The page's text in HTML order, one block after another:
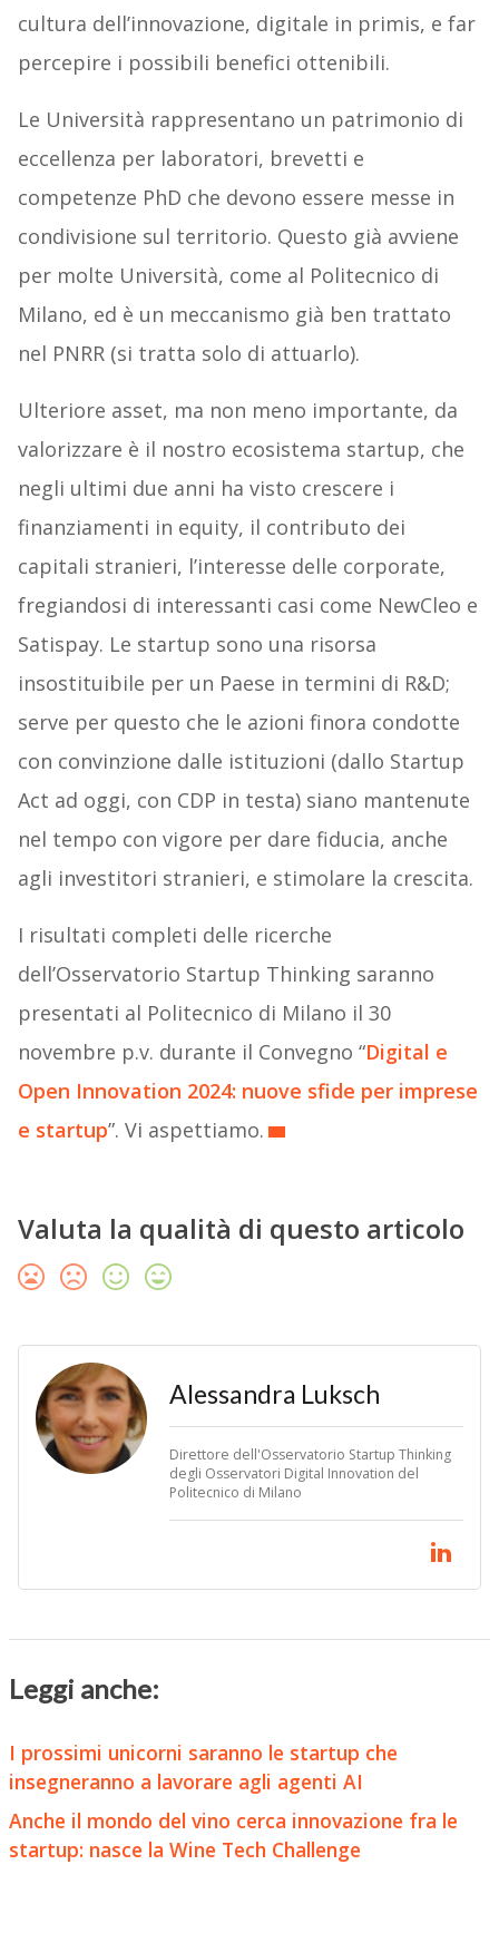
cultura dell’innovazione, digitale in primis, e far
percepire i possibili benefici ottenibili.
Le Università rappresentano un patrimonio di
eccellenza per laboratori, brevetti e
competenze PhD che devono essere messe in
condivisione sul territorio. Questo già avviene
per molte Università, come al Politecnico di
Milano, ed è un meccanismo già ben trattato
nel PNRR (si tratta solo di attuarlo).
Ulteriore asset, ma non meno importante, da
valorizzare è il nostro ecosistema startup, che
negli ultimi due anni ha visto crescere i
finanziamenti in equity, il contributo dei
capitali stranieri, l’interesse delle corporate,
fregiandosi di interessanti casi come NewCleo e
Satispay. Le startup sono una risorsa
insostituibile per un Paese in termini di R&D;
serve per questo che le azioni finora condotte
con convinzione dalle istituzioni (dallo Startup
Act ad oggi, con CDP in testa) siano mantenute
nel tempo con vigore per dare fiducia, anche
agli investitori stranieri, e stimolare la crescita.
I risultati completi delle ricerche
dell’Osservatorio Startup Thinking saranno
presentati al Politecnico di Milano il 30
novembre p.v. durante il Convegno “Digital e
Open Innovation 2024: nuove sfide per imprese
e startup”. Vi aspettiamo.
Valuta la qualità di questo articolo
Alessandra Luksch
Direttore dell'Osservatorio Startup Thinking
degli Osservatori Digital Innovation del
Politecnico di Milano
Leggi anche:
I prossimi unicorni saranno le startup che
insegneranno a lavorare agli agenti AI
Anche il mondo del vino cerca innovazione fra le
startup: nasce la Wine Tech Challenge